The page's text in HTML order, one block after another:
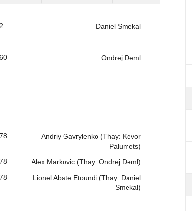
Daniel Smekal
2
Ondrej Deml
60
Andriy Gavrylenko (Thay: Kevor
Palumets)
78
Alex Markovic (Thay: Ondrej Deml)
78
Lionel Abate Etoundi (Thay: Daniel
Smekal)
78